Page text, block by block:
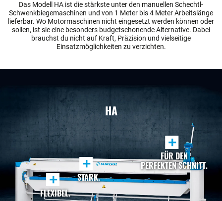
Das Modell HA ist die stärkste unter den manuellen Schechtl-
Schwenkbiegemaschinen und von 1 Meter bis 4 Meter Arbeitslänge
lieferbar. Wo Motormaschinen nicht eingesetzt werden können oder
sollen, ist sie eine besonders budgetschonende Alternative. Dabei
brauchst du nicht auf Kraft, Präzision und vielseitige
Einsatzmöglichkeiten zu verzichten.
HA
+
STARK.
+
FÜR DEN
PERFEKTEN SCHNITT.
+
FLEXIBEL.